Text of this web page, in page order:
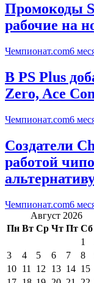
Промокоды
рабочие на
Чемпионат.com6
В PS Plus
Zero, Ace
Чемпионат.com6
Создатели
работой
Чемпионат.com6
Август 2026
Пн Вт Ср Чт Пт Сб
1
3
4 5 6 7 8
10 11 12 13 14 15